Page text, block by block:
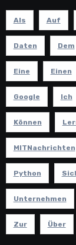
Als Auf
Daten Dem
Eine Einen
Google Ich
Können
MITNachrichten
Python
Unternehmen
Zur Über